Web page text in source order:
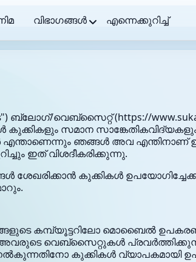
വിഭാഗങ്ങൾ എന്നെക്കുറിച്ച്
ബ്ലോഗ്/വെബ്‌സൈറ്റ് (https://
കുക്കികളും സമാന
എന്താണെന്നും ഞങ്ങൾ അവ
ഇത് വിശദീകരിക്കുന്നു.
കുക്കികൾ
കമ്പ്യൂട്ടറിലോ മൊബൈൽ
വെബ്‌സൈറ്റുകൾ
നൽകുന്നതിനോ കുക്കികൾ വ്യാപകമായി